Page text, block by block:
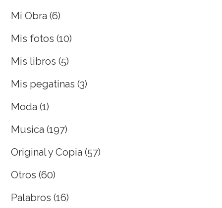
Mi Obra (6)
Mis fotos (10)
Mis libros (5)
Mis pegatinas (3)
Moda (1)
Musica (197)
Original y Copia (57)
Otros (60)
Palabros (16)